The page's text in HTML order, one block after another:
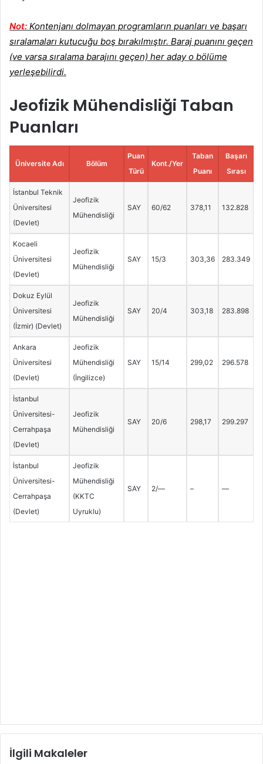
Not: Kontenjanı dolmayan programların puanları ve başarı
sıralamaları kutucuğu boş bırakılmıştır. Baraj puanını geçen
(ve varsa sıralama barajını geçen) her aday o bölüme
yerleşebilirdi.
Jeofizik Mühendisliği Taban
Puanları
Üniversite Adı Bölüm
Puan
Türü
Kont./Yer
Taban
Puanı
Başarı
Sırası
İstanbul Teknik
Üniversitesi
(Devlet)
Jeofizik
Mühendisliği
SAY 60/62 378,11 132.828
Kocaeli
Üniversitesi
(Devlet)
Jeofizik
Mühendisliği
SAY 15/3 303,36 283.349
Dokuz Eylül
Üniversitesi
(İzmir) (Devlet)
Jeofizik
Mühendisliği
SAY 20/4 303,18 283.898
Ankara
Üniversitesi
(Devlet)
Jeofizik
Mühendisliği
(İngilizce)
SAY 15/14 299,02 296.578
İstanbul
Üniversitesi-
Cerrahpaşa
(Devlet)
Jeofizik
Mühendisliği
SAY 20/6 298,17 299.297
İstanbul
Üniversitesi-
Cerrahpaşa
(Devlet)
Jeofizik
Mühendisliği
(KKTC
Uyruklu)
SAY 2/— – —
İlgili Makaleler